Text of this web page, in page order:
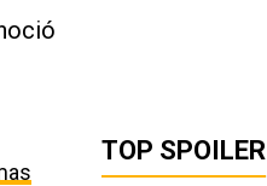
TOP SPOILER